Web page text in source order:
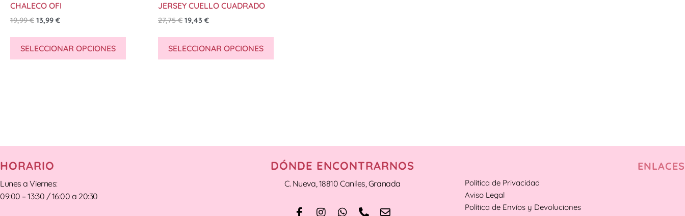
CHALECO OFI
19,99€ 13,99 €
SELECCIONAR OPCIONES
JERSEY CUELLO CUADRADO
27,75€ 19,43 €
SELECCIONAR OPCIONES
HORARIO
Lunes a Viernes:
09:00 – 13:30 / 16:00 a 20:30
DÓNDE ENCONTRARNOS
C. Nueva, 18810 Caniles, Granada
ENLACES
Política de Privacidad
Aviso Legal
Política de Envíos y Devoluciones